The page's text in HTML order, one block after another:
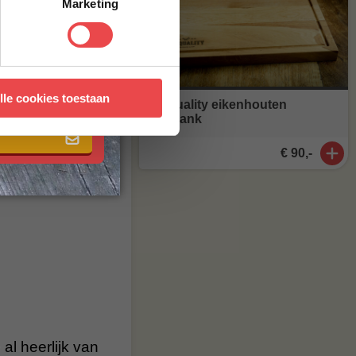
Marketing
cookies toestaan
die
heerlijk van
BBQuality eikenhouten
snijplank
€ 90,-